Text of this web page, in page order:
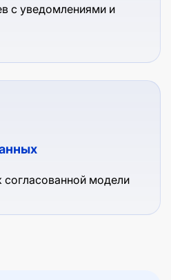
с уведомлениями и
согласованной модели